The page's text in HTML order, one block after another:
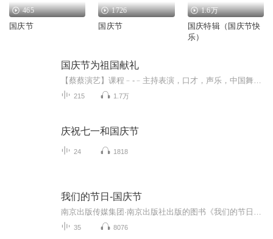
465
国庆节
1726
国庆节
1.6万
国庆特辑（国庆节快
乐）
国庆节为祖国献礼
215 1.7万
庆祝七一和国庆节
24 1818
我们的节日-国庆节
35 8076